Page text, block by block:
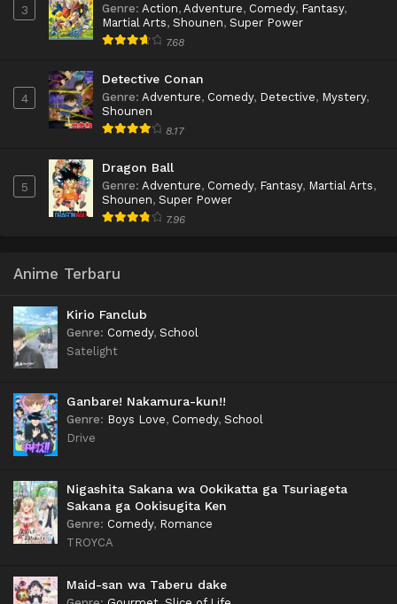
3 Genre: Action, Adventure, Comedy, Fantasy,
Martial Arts, Shounen, Super Power
7.68
4
Detective Conan
Genre: Adventure, Comedy, Detective, Mystery,
Shounen
8.17
5
Dragon Ball
Genre: Adventure, Comedy, Fantasy, Martial Arts,
Shounen, Super Power
7.96
Anime Terbaru
Kirio Fanclub
Genre: Comedy, School
Satelight
Ganbare! Nakamura-kun!!
Genre: Boys Love, Comedy, School
Drive
Nigashita Sakana wa Ookikatta ga Tsuriageta
Sakana ga Ookisugita Ken
Genre: Comedy, Romance
TROYCA
Maid-san wa Taberu dake